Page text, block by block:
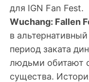
для IGN Fan Fest.
Wuchang: Fallen
в
период заката
людьми обитают
существа.